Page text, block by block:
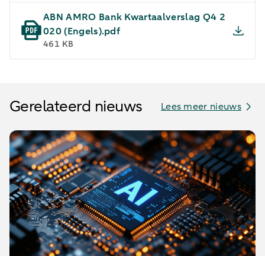
ABN AMRO Bank Kwartaalverslag Q4 2
020 (Engels).pdf
461 KB
Gerelateerd nieuws Lees meer nieuws